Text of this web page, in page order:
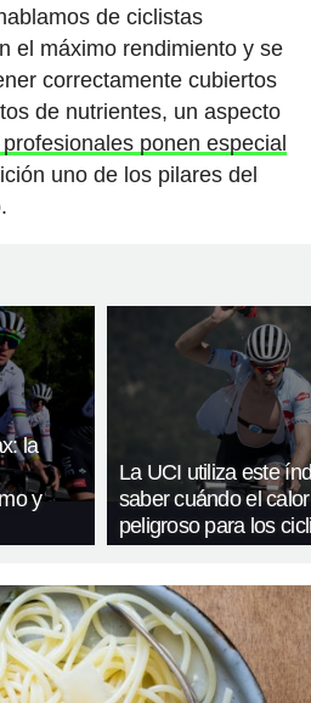
de ciclistas
el máximo rendimiento y se
correctamente cubiertos
de nutrientes, un aspecto
ponen especial
uno de los pilares del
la
y
La UCI utiliza este
saber cuándo el
peligroso para los